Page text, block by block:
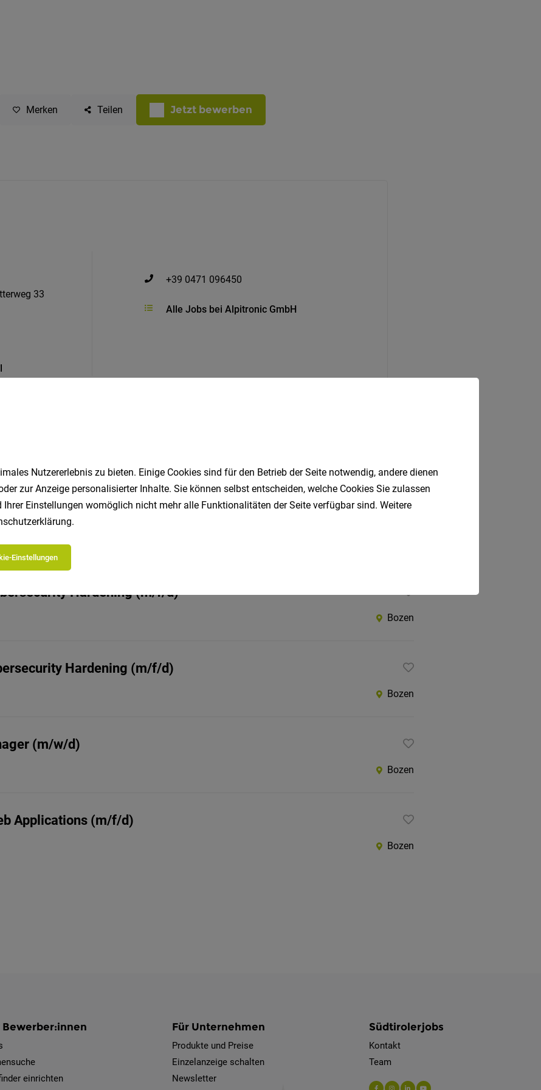
Merken Teilen Jetzt bewerben
33
+39 0471 096450
Alle Jobs bei Alpitronic GmbH
Ähnliche Jobs
f/d)
Hardening (m/f/d)
Bozen
Hardening (m/f/d)
Bozen
(m/w/d)
Bozen
Applications (m/f/d)
Bozen
Bewerber:innen
einrichten
Für Unternehmen
Produkte und Preise
Einzelanzeige schalten
Newsletter
Südtirolerjobs
Kontakt
Team
Nutzererlebnis zu bieten. Einige Cookies sind für den Betrieb der Seite notwendig, andere dienen
zur Anzeige personalisierter Inhalte. Sie können selbst entscheiden, welche Cookies Sie zulassen
Einstellungen womöglich nicht mehr alle Funktionalitäten der Seite verfügbar sind. Weitere
.
Einstellungen